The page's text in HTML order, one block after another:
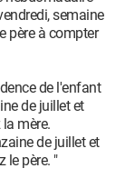
semaine
père à compter
de l'enfant
de juillet et
mère.
de juillet et
le père. "